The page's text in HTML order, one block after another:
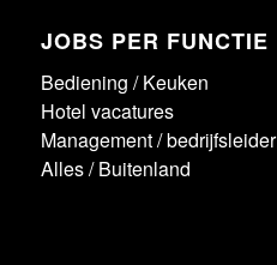
JOBS PER FUNCTIE
Bediening /Keuken
Hotel vacatures
Management / bedrijfsleider
Alles/Buitenland